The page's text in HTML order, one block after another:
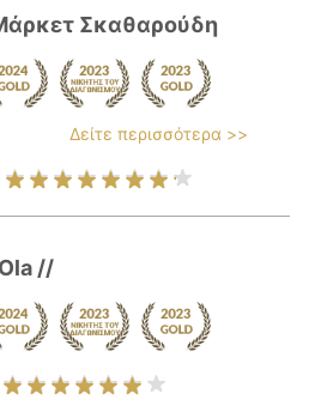
Σκαθαρούδη
Δείτε περισσότερα >>
//